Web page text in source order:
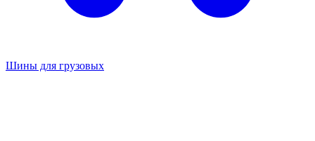
Шины для грузовых